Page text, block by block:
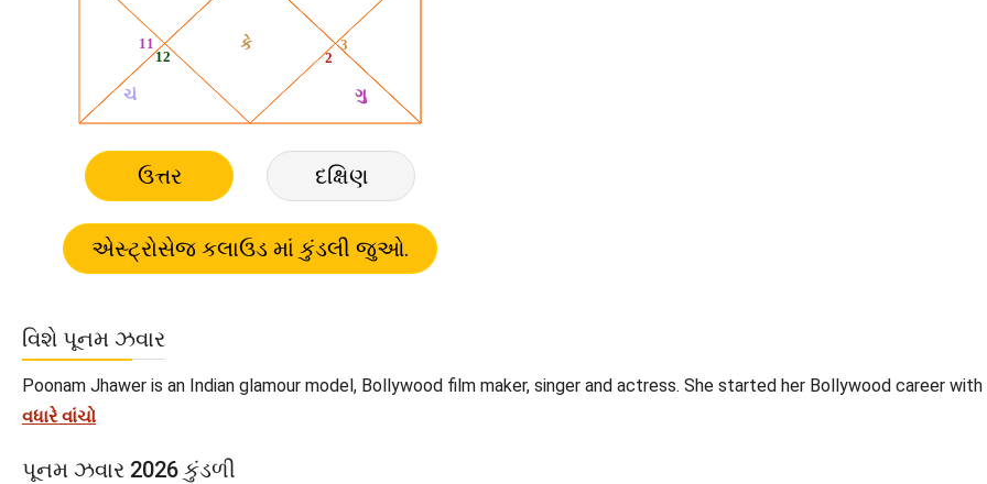
ઉત્તર દક્ષિણ
વિશે પૂનમ ઝવાર
Poonam Jhawer is an Indian glamour model, Bollywood film maker, singer and actress. She started her Bollywood career
વધારે વાંચો
પૂનમ ઝવાર 2026 કુંડળી